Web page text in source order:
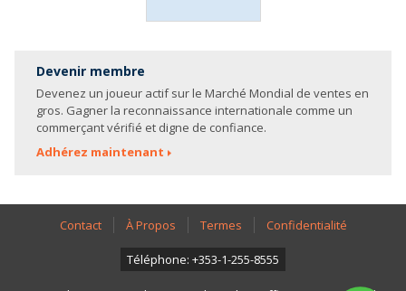
Devenir membre
Devenez un joueur actif sur le Marché Mondial de ventes en
gros. Gagner la reconnaissance internationale comme un
commerçant vérifié et digne de confiance.
Adhérez maintenant
Contact À Propos Termes Confidentialité
Téléphone: +353-1-255-8555